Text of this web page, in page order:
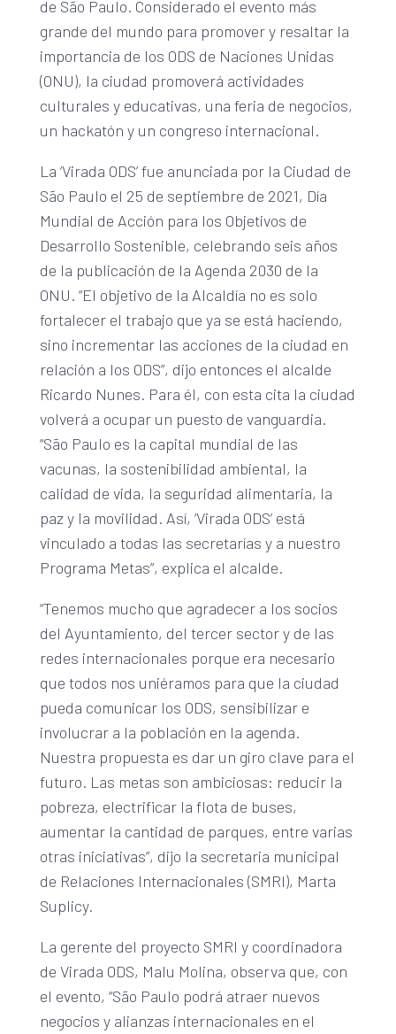
de São Paulo. Considerado el evento más
grande del mundo para promover y resaltar la
importancia de los ODS de Naciones Unidas
(ONU), la ciudad promoverá actividades
culturales y educativas, una feria de negocios,
un hackatón y un congreso internacional.
La ‘Virada ODS’ fue anunciada por la Ciudad de
São Paulo el 25 de septiembre de 2021, Día
Mundial de Acción para los Objetivos de
Desarrollo Sostenible, celebrando seis años
de la publicación de la Agenda 2030 de la
ONU. “El objetivo de la Alcaldía no es solo
fortalecer el trabajo que ya se está haciendo,
sino incrementar las acciones de la ciudad en
relación a los ODS”, dijo entonces el alcalde
Ricardo Nunes. Para él, con esta cita la ciudad
volverá a ocupar un puesto de vanguardia.
“São Paulo es la capital mundial de las
vacunas, la sostenibilidad ambiental, la
calidad de vida, la seguridad alimentaria, la
paz y la movilidad. Así, ‘Virada ODS’ está
vinculado a todas las secretarías y a nuestro
Programa Metas”, explica el alcalde.
“Tenemos mucho que agradecer a los socios
del Ayuntamiento, del tercer sector y de las
redes internacionales porque era necesario
que todos nos uniéramos para que la ciudad
pueda comunicar los ODS, sensibilizar e
involucrar a la población en la agenda.
Nuestra propuesta es dar un giro clave para el
futuro. Las metas son ambiciosas: reducir la
pobreza, electrificar la flota de buses,
aumentar la cantidad de parques, entre varias
otras iniciativas”, dijo la secretaria municipal
de Relaciones Internacionales (SMRI), Marta
Suplicy.
La gerente del proyecto SMRI y coordinadora
de Virada ODS, Malu Molina, observa que, con
el evento, “São Paulo podrá atraer nuevos
negocios y alianzas internacionales en el